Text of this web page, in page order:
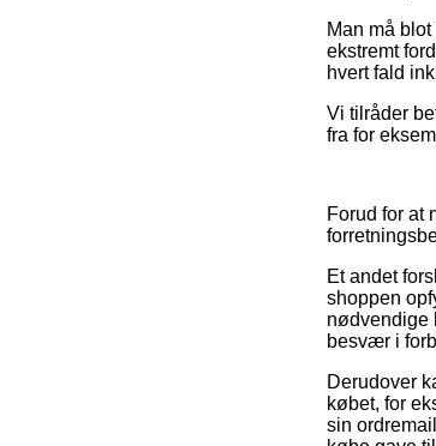
Man må
ekstremt
hvert fald
Vi tilråder
fra for
Forud for at
Et andet
shoppen
nødvendige
besvær i
Derudover
købet, for
sin